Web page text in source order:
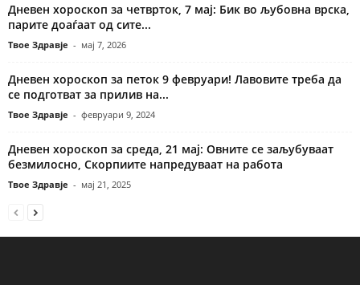
Дневен хороскоп за четврток, 7 мај: Бик во љубовна врска,
парите доаѓаат од сите...
Твое Здравје - мај 7, 2026
Дневен хороскоп за петок 9 февруари! Лавовите треба да
се подготват за прилив на...
Твое Здравје - февруари 9, 2024
Дневен хороскоп за среда, 21 мај: Овните се заљубуваат
безмилосно, Скорпиите напредуваат на работа
Твое Здравје - мај 21, 2025